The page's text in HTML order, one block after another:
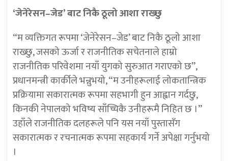
‘जेनेरेसन–जेड’ बाट निकै ठूलो आशा राख्छु
“म व्यक्तिगत रूपमा ‘जेनेरेसन–जेड’ बाट निकै ठूलो आशा
राख्छु, जसको ऊर्जा र राजनीतिक सचेतनाले हाम्रो
राजनीतिक परिवेशमा नयाँ युगको सुरुआत गराएको छ”,
प्रधानमन्त्री कार्कीले भन्नुभयो, “म उनीहरूलाई लोकतान्त्रिक
प्रक्रियामा सकारात्मक रूपमा सहभागी हुन आह्वान गर्दछु,
किनकी नेपालको भविष्य साँच्चिकै उनीहरूमै निहित छ ।”
उहाँले राजनीतिक दलहरूले पनि यस नयाँ पुस्तासँग
सकारात्मक र रचनात्मक रूपमा सहकार्य गर्ने अपेक्षा गर्नुभयो
।